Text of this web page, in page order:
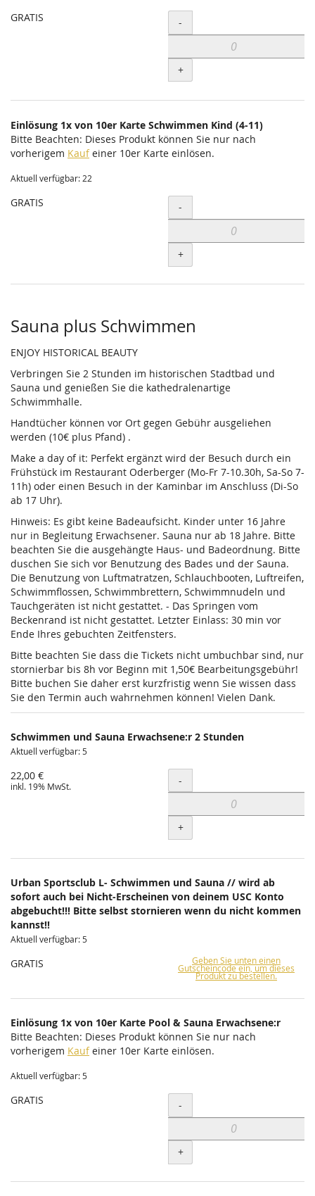
GRATIS Menge
-
+
Einlösung 1x von 10er Karte Schwimmen Kind (4-11)
Bitte Beachten: Dieses Produkt können Sie nur nach
vorherigem Kaufeiner 10er Karte einlösen.
Aktuell verfügbar: 22
GRATIS Menge
-
+
Sauna plus Schwimmen
ENJOY HISTORICAL BEAUTY
Verbringen Sie 2 Stunden im historischen Stadtbad und
Sauna und genießen Sie die kathedralenartige
Schwimmhalle.
Handtücher können vor Ort gegen Gebühr ausgeliehen
werden (10€ plus Pfand) .
Make a day of it: Perfekt ergänzt wird der Besuch durch ein
Frühstück im Restaurant Oderberger (Mo-Fr 7-10.30h, Sa-So 7-
11h) oder einen Besuch in der Kaminbar im Anschluss (Di-So
ab 17 Uhr).
Hinweis: Es gibt keine Badeaufsicht. Kinder unter 16 Jahre
nur in Begleitung Erwachsener. Sauna nur ab 18 Jahre. Bitte
beachten Sie die ausgehängte Haus- und Badeordnung. Bitte
duschen Sie sich vor Benutzung des Bades und der Sauna.
Die Benutzung von Luftmatratzen, Schlauchbooten, Luftreifen,
Schwimmflossen, Schwimmbrettern, Schwimmnudeln und
Tauchgeräten ist nicht gestattet. - Das Springen vom
Beckenrand ist nicht gestattet. Letzter Einlass: 30 min vor
Ende Ihres gebuchten Zeitfensters.
Bitte beachten Sie dass die Tickets nicht umbuchbar sind, nur
stornierbar bis 8h vor Beginn mit 1,50€ Bearbeitungsgebühr!
Bitte buchen Sie daher erst kurzfristig wenn Sie wissen dass
Sie den Termin auch wahrnehmen können! Vielen Dank.
Schwimmen und Sauna Erwachsene:r 2 Stunden
Aktuell verfügbar: 5
22,00 €
inkl. 19% MwSt. Menge
-
+
Urban Sportsclub L- Schwimmen und Sauna // wird ab
sofort auch bei Nicht-Erscheinen von deinem USC Konto
abgebucht!!! Bitte selbst stornieren wenn du nicht kommen
kannst!!
Aktuell verfügbar: 5
GRATIS Geben Sie unten einen
Gutscheincode ein, um dieses
Produkt zu bestellen.
Einlösung 1x von 10er Karte Pool & Sauna Erwachsene:r
Bitte Beachten: Dieses Produkt können Sie nur nach
vorherigem Kaufeiner 10er Karte einlösen.
Aktuell verfügbar: 5
GRATIS Menge
-
+